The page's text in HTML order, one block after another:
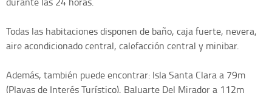
Todas las habitaciones disponen de baño, caja fuerte, nevera,
aire acondicionado central, calefacción central y minibar.
Además, también puede encontrar: Isla Santa Clara a 79m
(Playas de Interés Turístico), Baluarte Del Mirador a 112m